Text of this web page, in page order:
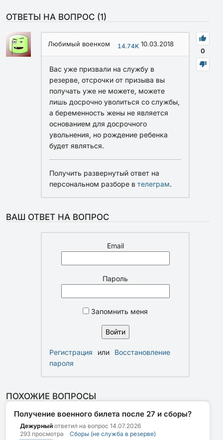
ОТВЕТЫ НА ВОПРОС (1)
0
Любимый военком 14.74K 10.03.2018
Вас уже призвали на службу в
резерве, отсрочки от призыва вы
получать уже не можете, можете
лишь досрочно уволиться со службы,
а беременность жены не является
основанием для досрочного
увольнения, но рождение ребенка
будет являться.
Получить развернутый ответ на
персональном разборе в телеграм.
ВАШ ОТВЕТ НА ВОПРОС
Email
Пароль
Запомнить меня
Регистрация или
Восстановление
пароля
ПОХОЖИЕ ВОПРОСЫ
Получение военного билета после 27 и сборы?
Дежурный ответил на вопрос 14.07.2026
293 просмотра
Сборы (не служба в резерве)